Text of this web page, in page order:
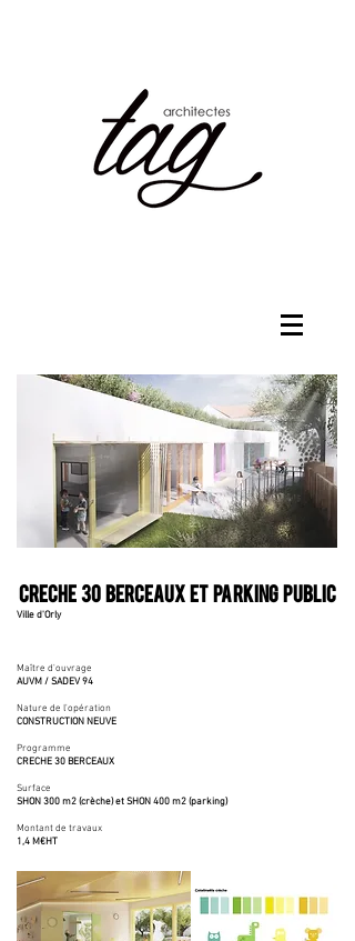
CRECHE 30 BERCEAUX ET PARKING PUBLIC
Ville d'Orly
Maître d'ouvrage
AUVM / SADEV 94
Nature de l'opération
CONSTRUCTION NEUVE
Programme
CRECHE 30 BERCEAUX
Surface
SHON 300 m2 (crèche) et SHON 400 m2 (parking)
Montant de travaux
1,4 M€HT